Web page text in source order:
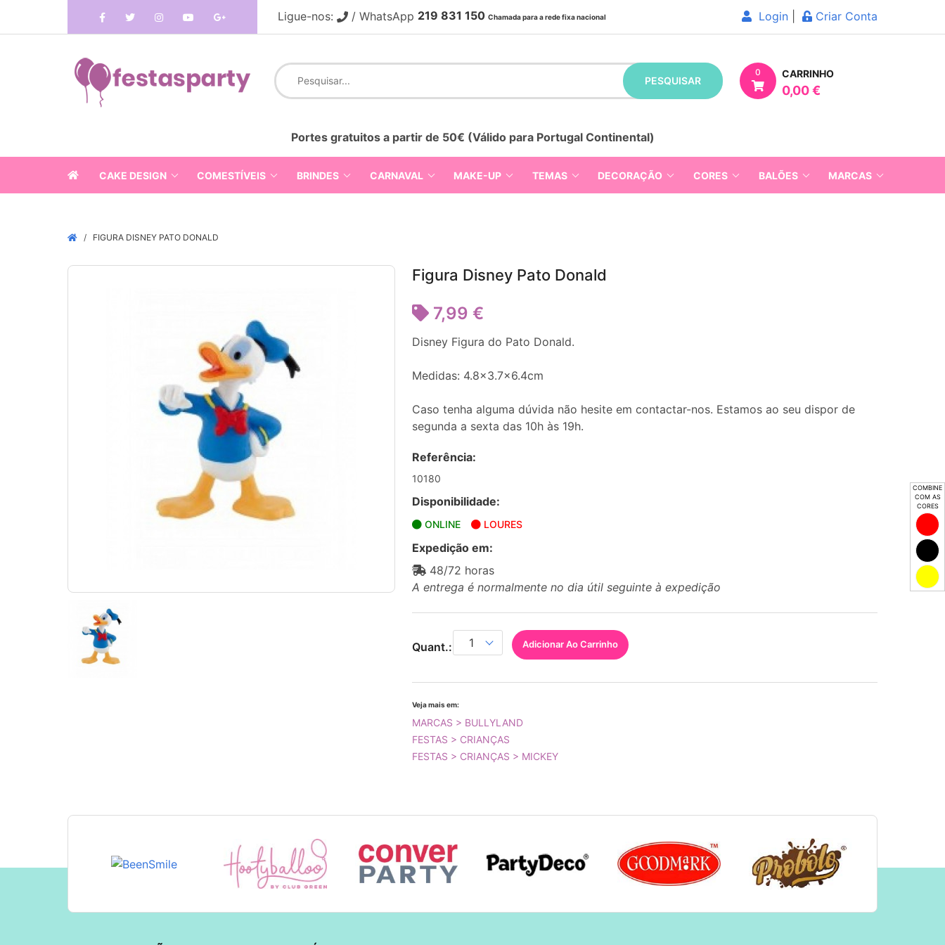
COMBINE
COM AS
CORES
Ligue-nos: / WhatsApp 219 831 150 Chamada para a rede fixa nacional Login Criar Conta
PESQUISAR
0 CARRINHO
0,00 €
Portes gratuitos a partir de 50€ (Válido para Portugal Continental)
CAKE DESIGN COMESTÍVEIS BRINDES CARNAVAL MAKE-UP TEMAS DECORAÇÃO CORES BALÕES MARCAS
FIGURA DISNEY PATO DONALD
Figura Disney Pato Donald
7,99 €
Disney Figura do Pato Donald.
Medidas: 4.8x3.7x6.4cm
Caso tenha alguma dúvida não hesite em contactar-nos. Estamos ao seu dispor de
segunda a sexta das 10h às 19h.
Referência:
10180
Disponibilidade:
ONLINE LOURES
Expedição em:
48/72 horas
A entrega é normalmente no dia útil seguinte à expedição
Quant.: Adicionar Ao Carrinho
Veja mais em:
MARCAS > BULLYLAND
FESTAS > CRIANÇAS
FESTAS > CRIANÇAS > MICKEY